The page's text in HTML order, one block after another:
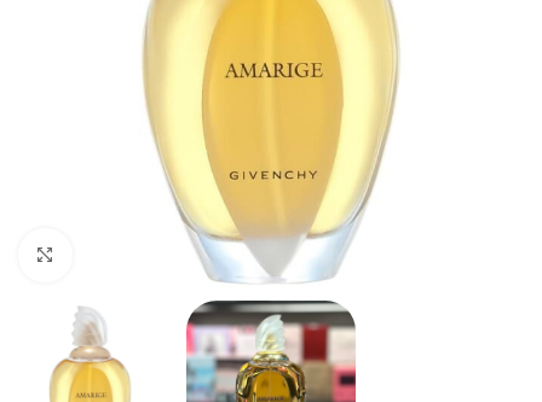
Haga clic para ampliar